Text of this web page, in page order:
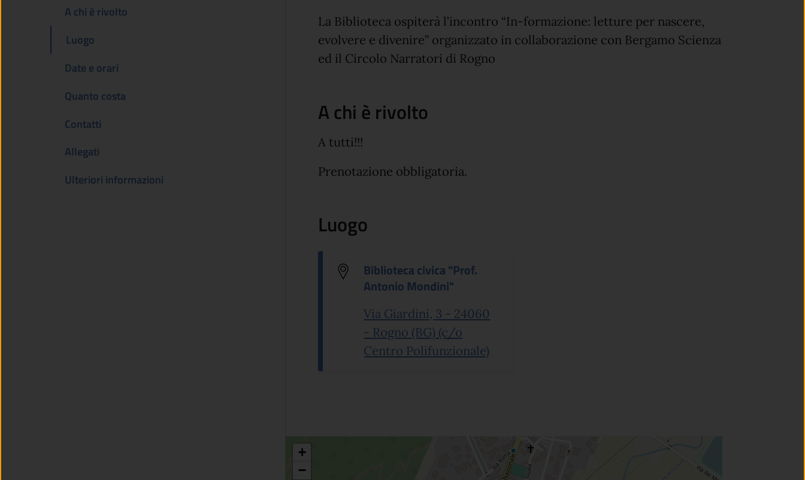
A chi è rivolto
Luogo
Date e orari
Quanto costa
Contatti
Allegati
Ulteriori informazioni
La Biblioteca ospiterà l’incontro “In-formazione: letture per nascere,
evolvere e divenire” organizzato in collaborazione con Bergamo Scienza
ed il Circolo Narratori di Rogno
A chi è rivolto
A tutti!!!
Prenotazione obbligatoria.
Luogo
Biblioteca civica "Prof.
Antonio Mondini"
Via Giardini, 3 - 24060
- Rogno (BG) (c/o
Centro Polifunzionale)
+
−